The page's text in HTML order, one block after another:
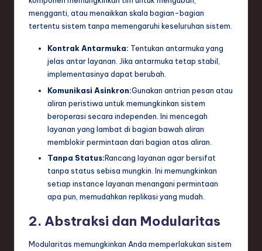
mengganti, atau menaikkan skala bagian-bagian
tertentu sistem tanpa memengaruhi keseluruhan sistem.
Kontrak Antarmuka: Tentukan antarmuka yang
jelas antar layanan. Jika antarmuka tetap stabil,
implementasinya dapat berubah.
Komunikasi Asinkron:Gunakan antrian pesan atau
aliran peristiwa untuk memungkinkan sistem
beroperasi secara independen. Ini mencegah
layanan yang lambat di bagian bawah aliran
memblokir permintaan dari bagian atas aliran.
Tanpa Status:Rancang layanan agar bersifat
tanpa status sebisa mungkin. Ini memungkinkan
setiap instance layanan menangani permintaan
apa pun, memudahkan replikasi yang mudah.
2. Abstraksi dan Modularitas
Modularitas memungkinkan Anda memperlakukan sistem